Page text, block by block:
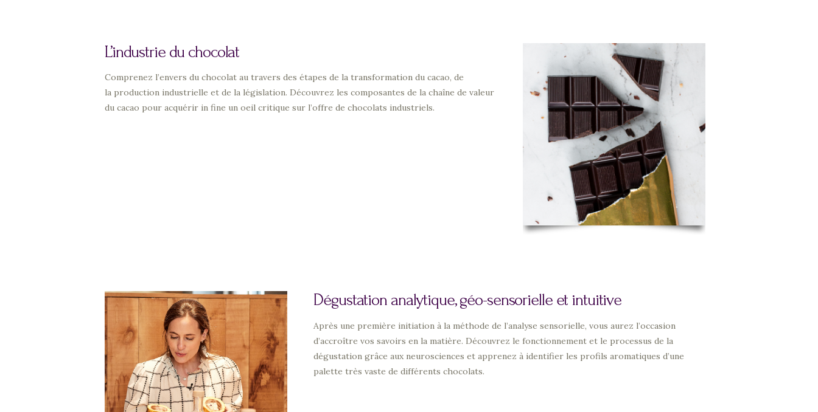
L’industrie du chocolat
Comprenez l’envers du chocolat au travers des étapes de la transformation du cacao, de
la production industrielle et de la législation. Découvrez les composantes de la chaîne de valeur
du cacao pour acquérir in fine un oeil critique sur l’offre de chocolats industriels.
Dégustation analytique, géo-sensorielle et intuitive
Après une première initiation à la méthode de l’analyse sensorielle, vous aurez l’occasion
d’accroître vos savoirs en la matière. Découvrez le fonctionnement et le processus de la
dégustation grâce aux neurosciences et apprenez à identifier les profils aromatiques d’une
palette très vaste de différents chocolats.